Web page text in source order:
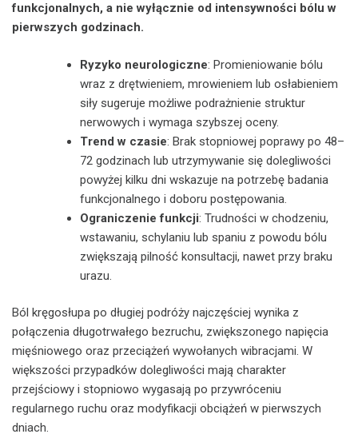
funkcjonalnych, a nie wyłącznie od intensywności bólu w
pierwszych godzinach.
Ryzyko neurologiczne: Promieniowanie bólu
wraz z drętwieniem, mrowieniem lub osłabieniem
siły sugeruje możliwe podrażnienie struktur
nerwowych i wymaga szybszej oceny.
Trend w czasie: Brak stopniowej poprawy po 48–
72 godzinach lub utrzymywanie się dolegliwości
powyżej kilku dni wskazuje na potrzebę badania
funkcjonalnego i doboru postępowania.
Ograniczenie funkcji: Trudności w chodzeniu,
wstawaniu, schylaniu lub spaniu z powodu bólu
zwiększają pilność konsultacji, nawet przy braku
urazu.
Ból kręgosłupa po długiej podróży najczęściej wynika z
połączenia długotrwałego bezruchu, zwiększonego napięcia
mięśniowego oraz przeciążeń wywołanych wibracjami. W
większości przypadków dolegliwości mają charakter
przejściowy i stopniowo wygasają po przywróceniu
regularnego ruchu oraz modyfikacji obciążeń w pierwszych
dniach.